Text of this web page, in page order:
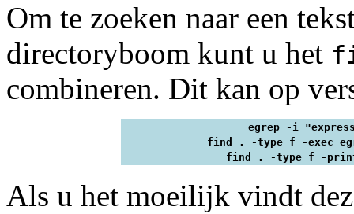
Om te zoeken naar een
directoryboom kunt u het
combineren. Dit kan op
egrep -i
find . -type f -exec
find . -type f -
Als u het moeilijk vindt